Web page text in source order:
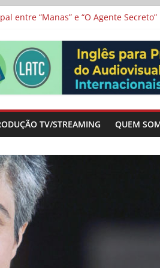
de série argentina para o
no Cinema e na TV
TV/STREAMING QUEM